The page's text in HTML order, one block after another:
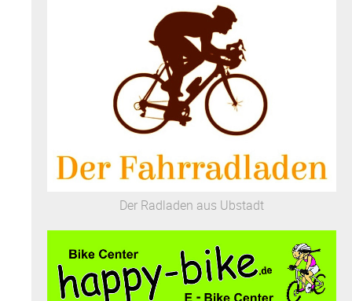
Der Radladen aus Ubstadt